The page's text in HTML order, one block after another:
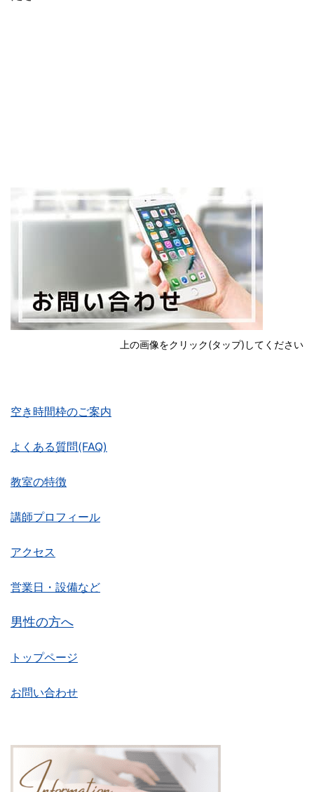
上の画像をクリック(タップ)してください
空き時間枠のご案内
よくある質問(FAQ)
教室の特徴
講師プロフィール
アクセス
営業日・設備など
男性の方へ
トップページ
お問い合わせ